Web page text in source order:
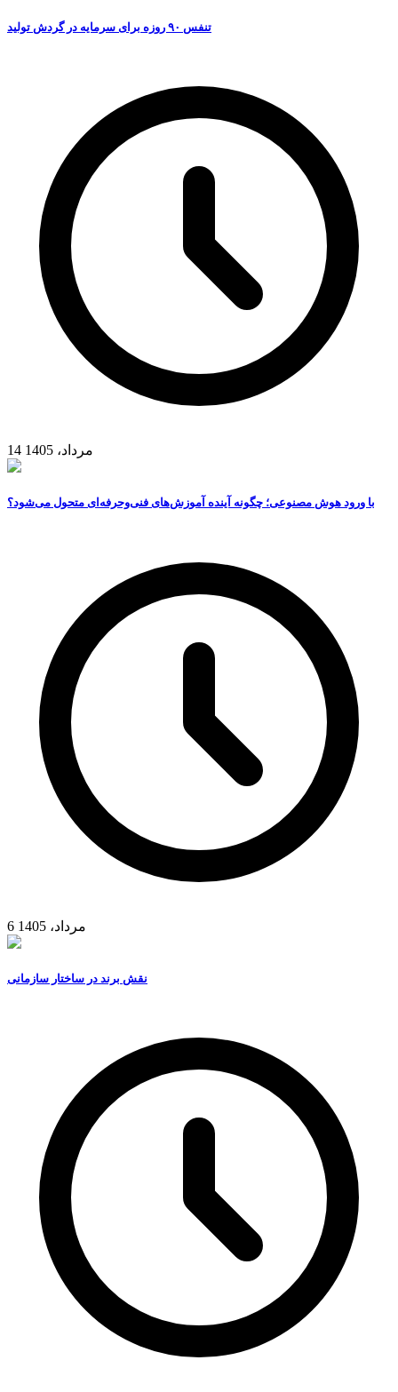
تنفس ۹۰ روزه برای سرمایه در گردش تولید
14 مرداد، 1405
با ورود هوش مصنوعی؛ چگونه آینده آموزش‌های فنی‌وحرفه‌ای متحول می‌شود؟
6 مرداد، 1405
نقش برند در ساختار سازمانی